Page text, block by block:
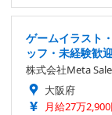
ゲームイラスト
ッフ・未経験歓
株式会社Meta
大阪府
月給27万